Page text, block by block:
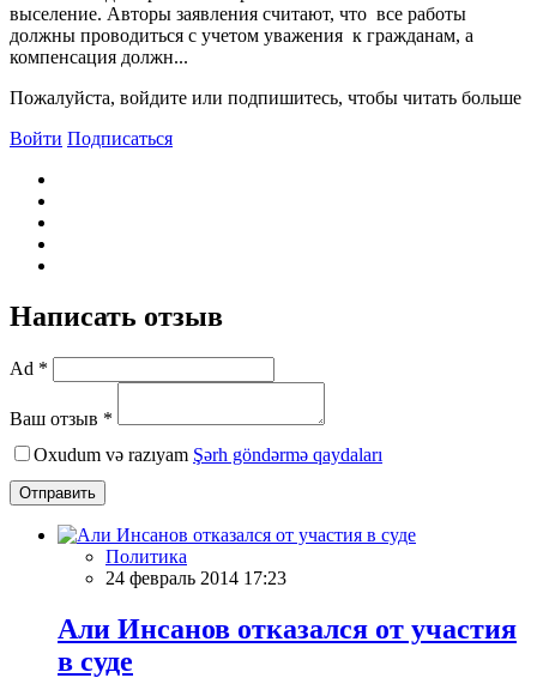
выселение. Авторы заявления считают, что все работы
должны проводиться с учетом уважения к гражданам, а
компенсация должн...
Пожалуйста, войдите или подпишитесь, чтобы читать больше
Войти Подписаться
Написать отзыв
Ad *
Ваш отзыв *
Oxudum və razıyam Şərh göndərmə qaydaları
Отправить
Политика
24 февраль 2014 17:23
Али Инсанов отказался от участия
в суде